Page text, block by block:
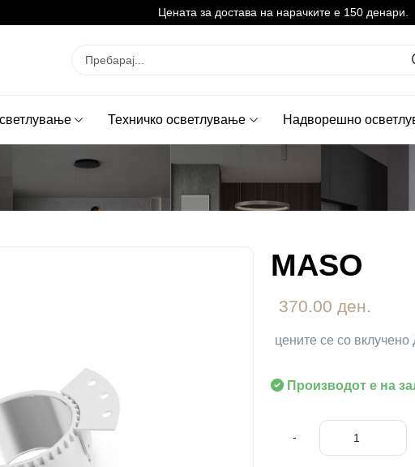
Цената за достава на нарачките е 150 денари.
Техничко осветлување Надворешно
МASO
370.00 ден.
цените се со
Производот е на
-